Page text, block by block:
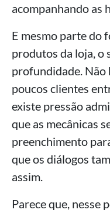
acompanhando as
E mesmo parte do
produtos da loja, o
profundidade. Não
poucos clientes
existe pressão
que as mecânicas
preenchimento
que os diálogos
assim.
Parece que, nesse